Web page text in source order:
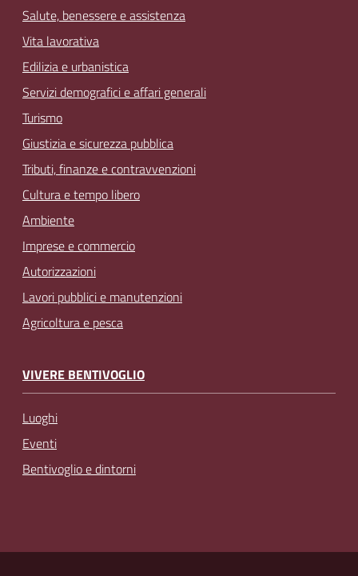
Salute, benessere e assistenza
Vita lavorativa
Edilizia e urbanistica
Servizi demografici e affari generali
Turismo
Giustizia e sicurezza pubblica
Tributi, finanze e contravvenzioni
Cultura e tempo libero
Ambiente
Imprese e commercio
Autorizzazioni
Lavori pubblici e manutenzioni
Agricoltura e pesca
VIVERE BENTIVOGLIO
Luoghi
Eventi
Bentivoglio e dintorni